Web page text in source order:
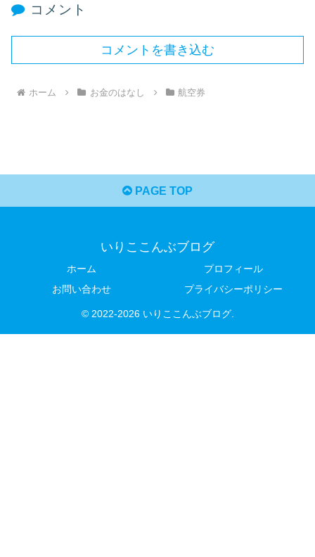
コメント
コメントを書き込む
ホーム お金のはなし 航空券
PAGE TOP
いりここんぶブログ
ホーム
プロフィール
お問い合わせ
プライバシーポリシー
© 2022-2026 いりここんぶブログ.